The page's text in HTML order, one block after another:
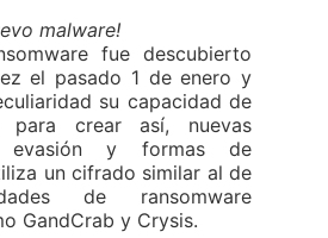
malware!
fue descubierto
el pasado 1 de enero y
su capacidad de
para crear así, nuevas
evasión y formas de
un cifrado similar al de
de ransomware
GandCrab y Crysis.